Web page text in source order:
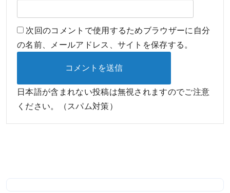
次回のコメントで使用するためブラウザーに自分
の名前、メールアドレス、サイトを保存する。
日本語が含まれない投稿は無視されますのでご注意
ください。（スパム対策）